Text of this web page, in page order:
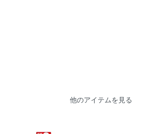
他のアイテムを見る